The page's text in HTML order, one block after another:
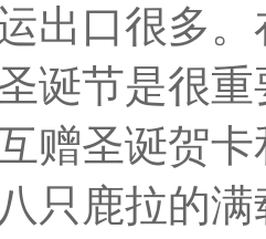
出口很多。
诞节是很
赠圣诞贺
只鹿拉的